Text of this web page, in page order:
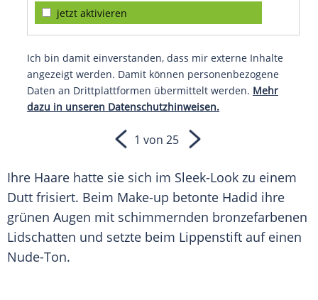
jetzt aktivieren
Ich bin damit einverstanden, dass mir externe Inhalte
angezeigt werden. Damit können personenbezogene
Daten an Drittplattformen übermittelt werden. Mehr
dazu in unseren Datenschutzhinweisen.
1 von 25
Ihre Haare hatte sie sich im Sleek-Look zu einem
Dutt frisiert. Beim Make-up betonte Hadid ihre
grünen Augen mit schimmernden bronzefarbenen
Lidschatten und setzte beim Lippenstift auf einen
Nude-Ton.